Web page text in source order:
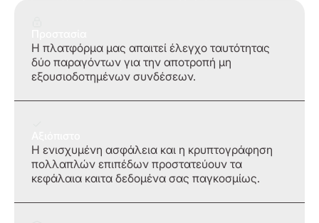
Η πλατφόρμα μας απαιτεί έλεγχο ταυτότητας
δύο παραγόντων για την αποτροπή μη
εξουσιοδοτημένων συνδέσεων.
Η ενισχυμένη ασφάλεια και η κρυπτογράφηση
πολλαπλών επιπέδων προστατεύουν τα
κεφάλαια καιτα δεδομένα σας παγκοσμίως.